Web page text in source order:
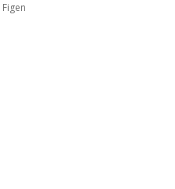
Figen